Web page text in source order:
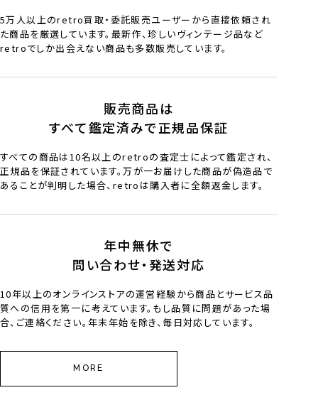
5万人以上のretro買取・委託販売ユーザーから直接依頼され
た商品を厳選しています。最新作、珍しいヴィンテージ品など
retroでしか出会えない商品も多数販売しています。
販売商品は
すべて鑑定済みで正規品保証
すべての商品は10名以上のretroの査定士によって鑑定され、
正規品を保証されています。万が一お届けした商品が偽造品で
あることが判明した場合、retroは購入者に全額返金します。
年中無休で
問い合わせ・発送対応
10年以上のオンラインストアの運営経験から商品とサービス品
質への信用を第一に考えています。もし品質に問題があった場
合、ご連絡ください。年末年始を除き、毎日対応しています。
MORE